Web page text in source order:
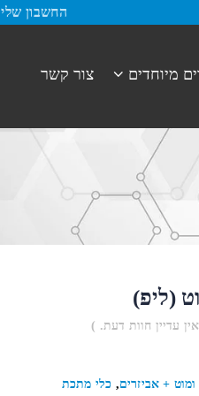
החשבון שלי
מיוחדים צור קשר
(ליפ)
עדיין חוות דעת. )
+ אביזרים, כלי מתכת